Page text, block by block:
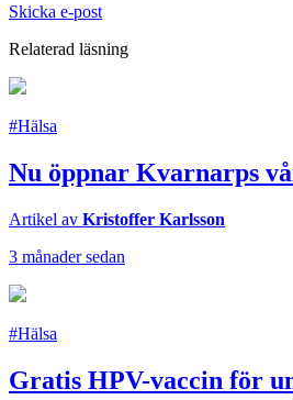
Skicka e-post
Relaterad läsning
#Hälsa
Nu öppnar Kvarnarps
Artikel av Kristoffer Karlsson
3 månader sedan
#Hälsa
Gratis HPV-vaccin för